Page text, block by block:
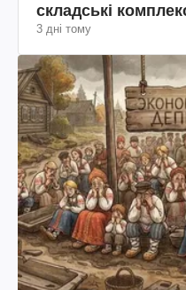
складські
поранених (фото,
3 дні тому